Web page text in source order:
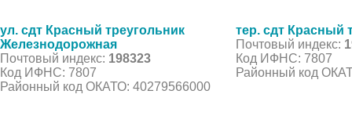
ул. сдт Красный треугольник
Железнодорожная
Почтовый индекс: 198323
Код ИФНС: 7807
Районный код ОКАТО: 40279566000
тер. сдт Красный
Почтовый индекс:
Код ИФНС: 7807
Районный код